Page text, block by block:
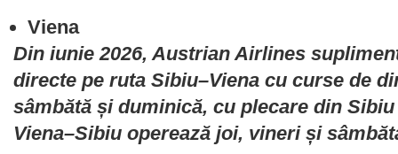
Viena
Din iunie 2026, Austrian Airlines
directe pe ruta Sibiu–Viena cu curse de
sâmbătă și duminică, cu plecare din
Viena–Sibiu operează joi, vineri și